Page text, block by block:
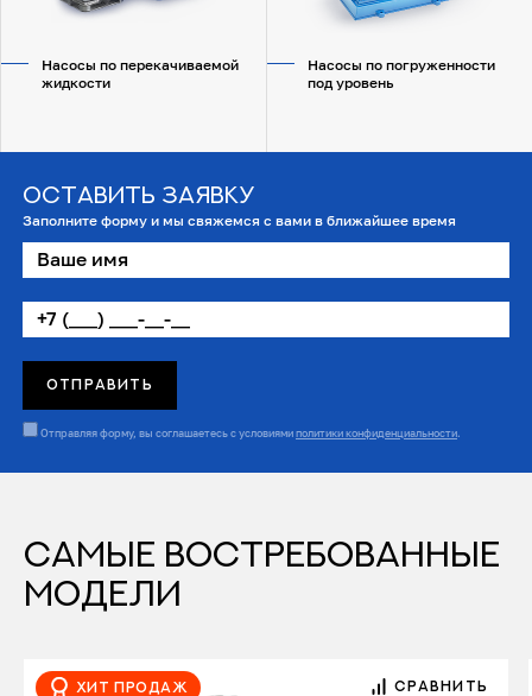
Насосы по перекачиваемой
жидкости
Насосы по погруженности
под уровень
Оставить заявку
Заполните форму и мы свяжемся с вами в ближайшее время
Отправляя форму, вы соглашаетесь с условиямиполитики конфиденциальности.
САМЫЕ ВОСТРЕБОВАННЫЕ
МОДЕЛИ
Хит продаж СРАВНИТЬ